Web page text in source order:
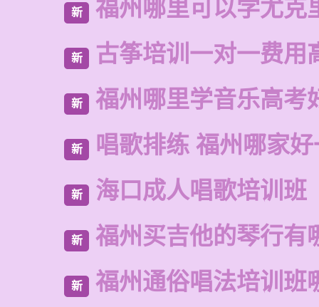
新 福州哪里可以学尤克
新 古筝培训一对一费用
新 福州哪里学音乐高考
新 唱歌排练 福州哪家
新 海口成人唱歌培训班
新 福州买吉他的琴行有
新 福州通俗唱法培训班